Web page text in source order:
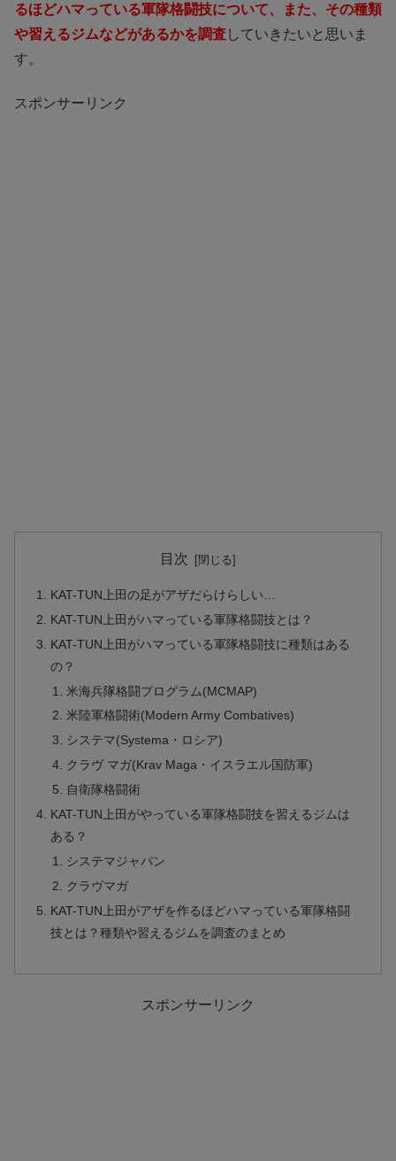
るほどハマっている軍隊格闘技について、また、その種類
や習えるジムなどがあるかを調査していきたいと思いま
す。
スポンサーリンク
目次
KAT-TUN上田の足がアザだらけらしい…
KAT-TUN上田がハマっている軍隊格闘技とは？
KAT-TUN上田がハマっている軍隊格闘技に種類はある
の？
米海兵隊格闘プログラム(MCMAP)
米陸軍格闘術(Modern Army Combatives)
システマ(Systema・ロシア)
クラヴ マガ(Krav Maga・イスラエル国防軍)
自衛隊格闘術
KAT-TUN上田がやっている軍隊格闘技を習えるジムは
ある？
システマジャパン
クラヴマガ
KAT-TUN上田がアザを作るほどハマっている軍隊格闘
技とは？種類や習えるジムを調査のまとめ
スポンサーリンク